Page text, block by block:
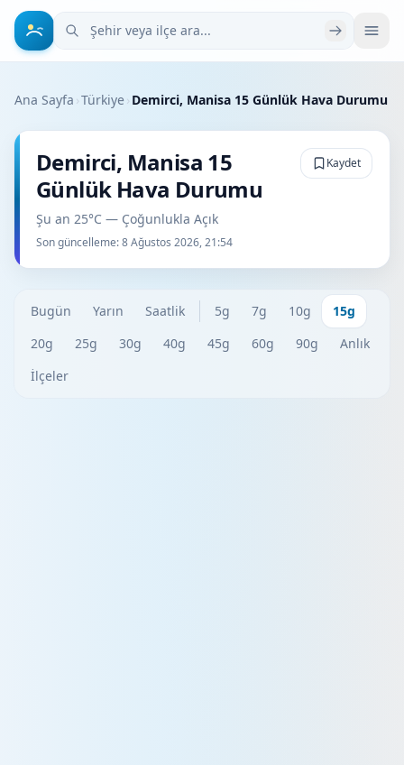
Şehir veya ilçe ara
Ana Sayfa ›Türkiye› Demirci, Manisa 15 Günlük Hava Durumu
Demirci, Manisa 15
Günlük Hava Durumu
Şu an 25°C — Çoğunlukla Açık
Son güncelleme:8 Ağustos 2026, 21:54
Kaydet
Bugün Yarın Saatlik 5g 7g 10g
15g
20g
25g 30g 40g 45g 60g 90g
Anlık
İlçeler